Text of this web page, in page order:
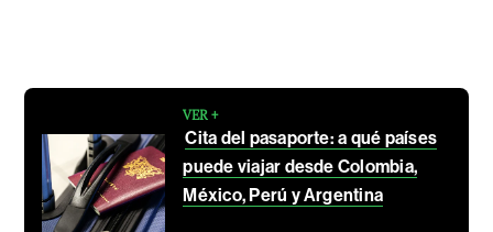
VER +
Cita del pasaporte: a qué países
puede viajar desde Colombia,
México, Perú y Argentina